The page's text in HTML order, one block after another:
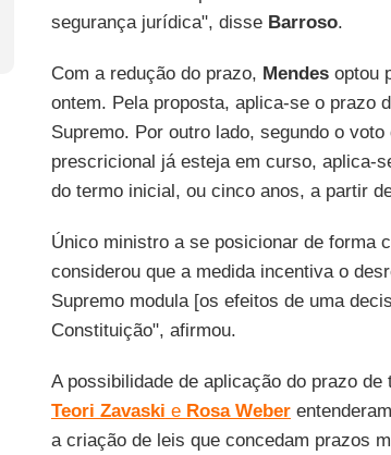
segurança jurídica", disse Barroso.
Com a redução do prazo, Mendesoptou
ontem. Pela proposta, aplica-se o prazo
Supremo. Por outro lado, segundo o
prescricional já esteja em curso, aplica-
do termo inicial, ou cinco anos, a partir
Único ministro a se posicionar de forma
considerou que a medida incentiva o
Supremo modula [os efeitos de uma
Constituição", afirmou.
A possibilidade de aplicação do prazo
Teori Zavaski e Rosa Weber
a criação de leis que concedam prazos